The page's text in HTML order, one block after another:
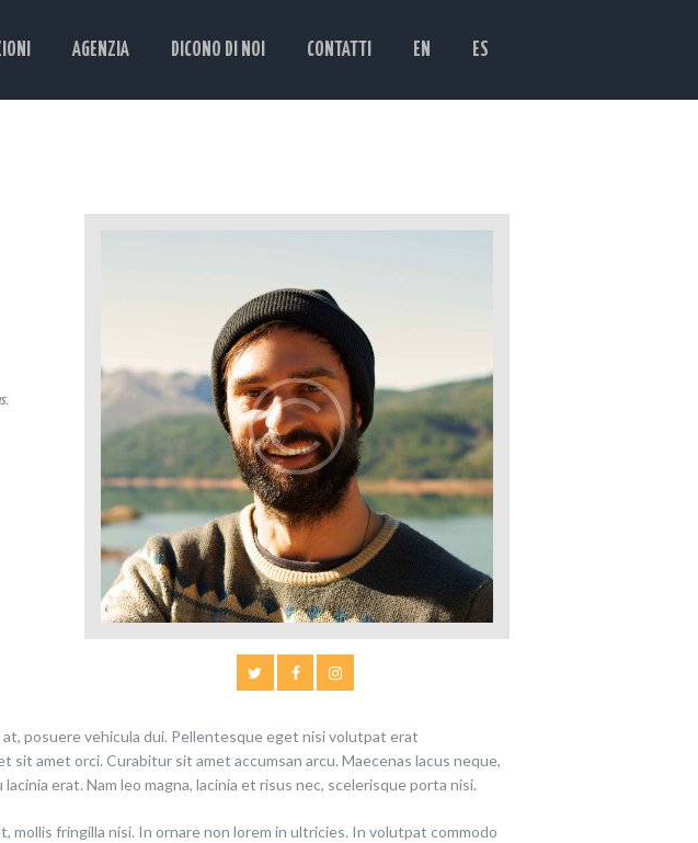
AGENZIA DICONO DI NOI CONTATTI EN ES
posuere vehicula dui. Pellentesque eget nisi volutpat erat
amet orci. Curabitur sit amet accumsan arcu. Maecenas lacus neque,
erat. Nam leo magna, lacinia et risus nec, scelerisque porta nisi.
mollis fringilla nisi. In ornare non lorem in ultricies. In volutpat commodo